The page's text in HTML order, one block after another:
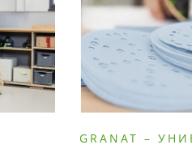
GRANAT –